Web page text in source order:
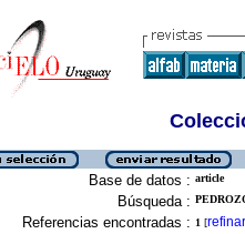
Base de datos : article
Búsqueda :
Referencias encontradas : 1 [refinar